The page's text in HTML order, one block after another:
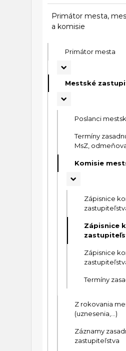
Primátor mesta,
a komisie
Primátor mesta
Mestské
Poslanci
Termíny
MsZ,
Komisie
Zápisnice
Zápisnice
Zápisnice
Termíny
Z rokovania
(uznesenia,...)
Záznamy
zastupiteľstva